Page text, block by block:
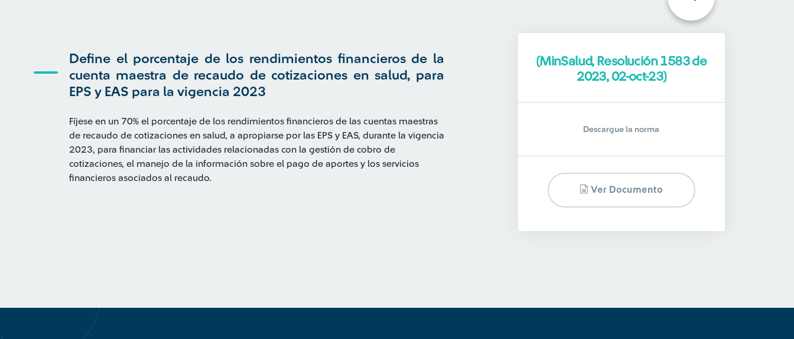
Define el porcentaje de los rendimientos financieros de la
cuenta maestra de recaudo de cotizaciones en salud, para
EPS y EAS para la vigencia 2023
Fíjese en un 70% el porcentaje de los rendimientos financieros de las cuentas maestras
de recaudo de cotizaciones en salud, a apropiarse por las EPS y EAS, durante la vigencia
2023, para financiar las actividades relacionadas con la gestión de cobro de
cotizaciones, el manejo de la información sobre el pago de aportes y los servicios
financieros asociados al recaudo.
(MinSalud, Resolución 1583 de
2023, 02-oct-23)
Descargue la norma
Ver Documento